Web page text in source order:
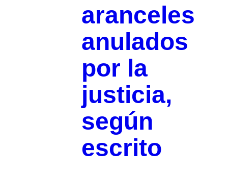
aranceles
anulados
por la
justicia,
según
escrito